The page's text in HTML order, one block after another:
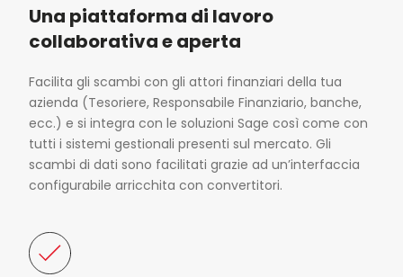
Una piattaforma di lavoro
collaborativa e aperta
Facilita gli scambi con gli attori finanziari della tua
azienda (Tesoriere, Responsabile Finanziario, banche,
ecc.) e si integra con le soluzioni Sage così come con
tutti i sistemi gestionali presenti sul mercato. Gli
scambi di dati sono facilitati grazie ad un’interfaccia
configurabile arricchita con convertitori.